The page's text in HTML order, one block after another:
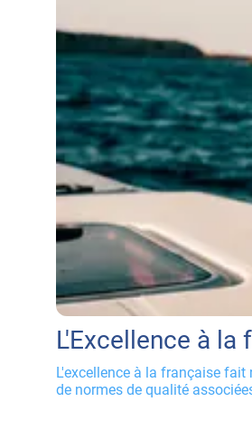
L'Excellence à la
L'excellence à la française
de normes de qualité